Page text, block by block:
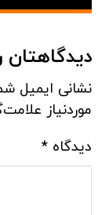
دیدگاهتان
نشانی ایمیل
موردنیاز
دیدگاه*